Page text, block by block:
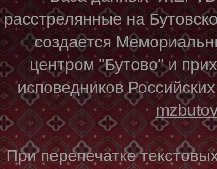
расстрелянные на
создается
центром "Бутово" и
исповедников
При перепечатке